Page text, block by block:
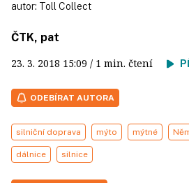
autor: Toll Collect
ČTK, pat
23. 3. 2018 15:09 / 1 min. čtení
ODEBÍRAT AUTORA
silniční doprava mýto mýtné
dálnice silnice